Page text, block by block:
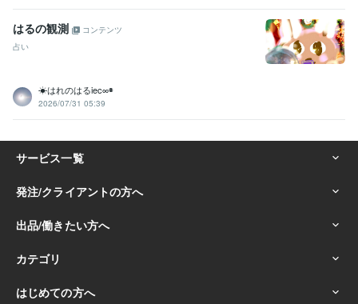
はるの観測
コンテンツ
占い
☀はれのはるiec∞◉
2026/07/31 05:39